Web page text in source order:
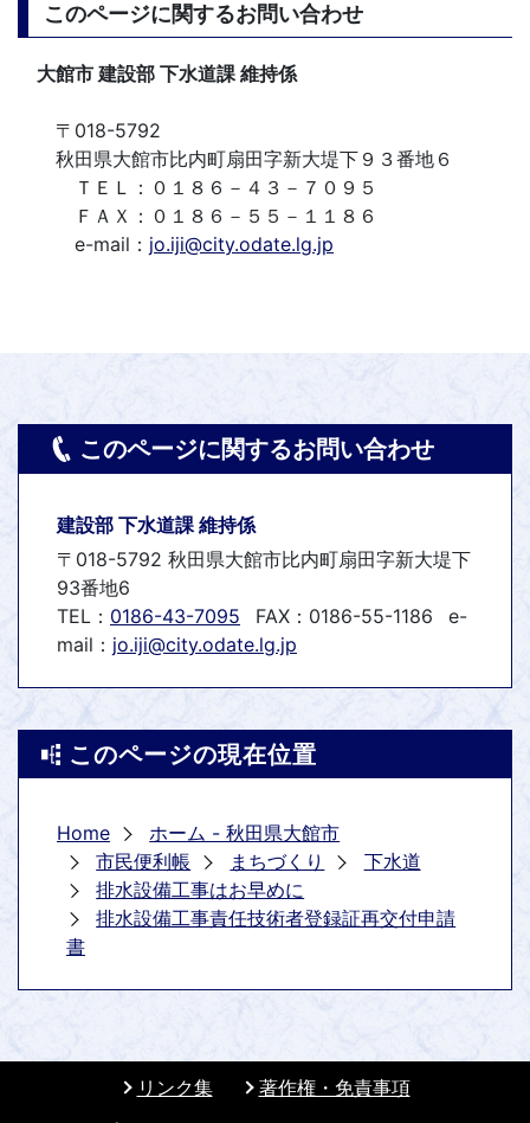
このページに関するお問い合わせ
大館市 建設部 下水道課 維持係
〒018-5792
秋田県大館市比内町扇田字新大堤下９３番地６
ＴＥＬ：０１８６－４３－７０９５
ＦＡＸ：０１８６－５５－１１８６
e-mail： jo.iji@city.odate.lg.jp
このページに関するお問い合わせ
建設部 下水道課 維持係
〒018-5792 秋田県大館市比内町扇田字新大堤下
93番地6
TEL： 0186-43-7095 FAX：0186-55-1186
e-
mail： jo.iji@city.odate.lg.jp
このページの現在位置
Home
ホーム - 秋田県大館市
市民便利帳
まちづくり
下水道
排水設備工事はお早めに
排水設備工事責任技術者登録証再交付申請
書
リンク集
著作権・免責事項